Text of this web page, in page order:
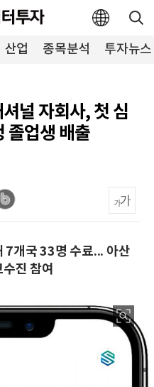
산업 종목분석 투자뉴스
널 자회사, 첫 심
졸업생 배출
개국 33명 수료... 아산
진 참여